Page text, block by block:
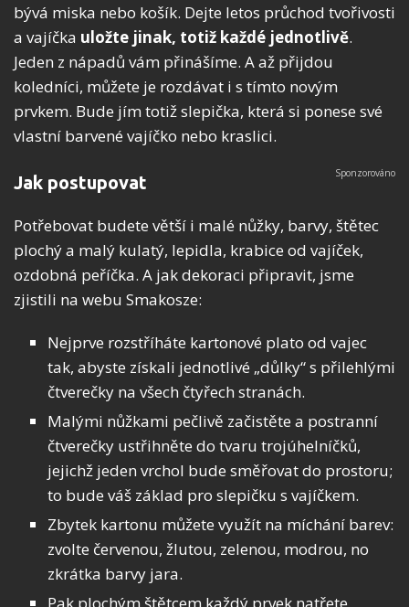
bývá miska nebo košík. Dejte letos průchod tvořivosti
a vajíčka uložte jinak, totiž každé jednotlivě.
Jeden z nápadů vám přinášíme. A až přijdou
koledníci, můžete je rozdávat i s tímto novým
prvkem. Bude jím totiž slepička, která si ponese své
vlastní barvené vajíčko nebo kraslici.
Jak postupovat
Potřebovat budete větší i malé nůžky, barvy, štětec
plochý a malý kulatý, lepidla, krabice od vajíček,
ozdobná peříčka. A jak dekoraci připravit, jsme
zjistili na webu Smakosze:
Nejprve rozstříháte kartonové plato od vajec
tak, abyste získali jednotlivé „důlky“ s přilehlými
čtverečky na všech čtyřech stranách.
Malými nůžkami pečlivě začistěte a postranní
čtverečky ustřihněte do tvaru trojúhelníčků,
jejichž jeden vrchol bude směřovat do prostoru;
to bude váš základ pro slepičku s vajíčkem.
Zbytek kartonu můžete využít na míchání barev:
zvolte červenou, žlutou, zelenou, modrou, no
zkrátka barvy jara.